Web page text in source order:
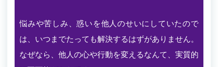
悩みや苦しみ、惑いを他人のせいにしていたので
は、いつまでたっても解決するはずがありません。
なぜなら、他人の心や行動を変えるなんて、実質的